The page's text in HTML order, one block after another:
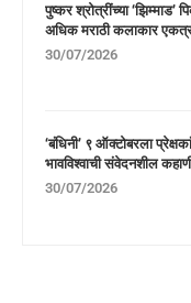
पुष्कर श्रोत्रींच्या
अधिक मराठी कलाकार
30/07/2026
‘बंधिनी’ ९ ऑक्टोबरला
भावविश्वाची संवेदनशील
30/07/2026